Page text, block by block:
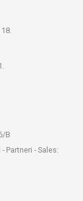
B
Partneri - Sales: